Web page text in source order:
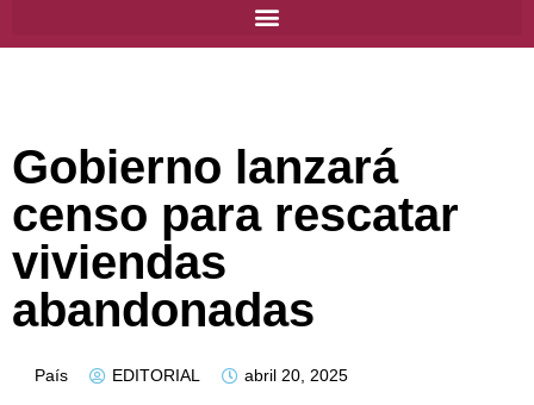
Gobierno lanzará
censo para rescatar
viviendas
abandonadas
País EDITORIAL abril 20, 2025